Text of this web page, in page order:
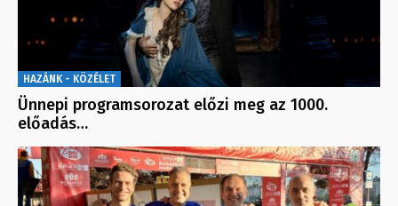
HAZÁNK - KÖZÉLET
Ünnepi programsorozat előzi meg az 1000.
előadás…